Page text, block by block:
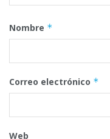
Nombre *
Correo electrónico *
Web